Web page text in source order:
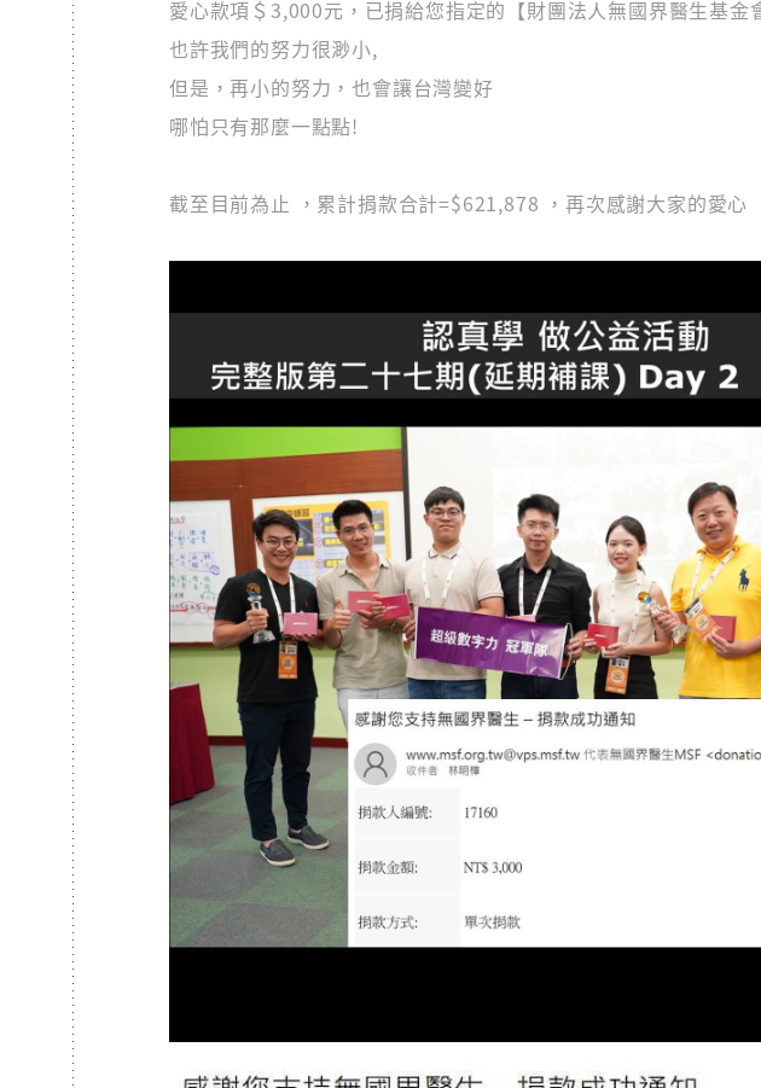
愛心款項＄3,000元，已捐給您指定的【財團法人無國界醫生基金
也許我們的努力很渺小,
但是，再小的努力，也會讓台灣變好
哪怕只有那麼一點點!
截至目前為止 ，累計捐款合計=$621,878 ，再次感謝大家的愛心